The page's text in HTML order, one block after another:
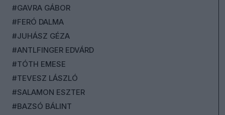
#GAVRA GÁBOR
#FERÓ DALMA
#JUHÁSZ GÉZA
#ANTLFINGER EDVÁRD
#TÓTH EMESE
#TEVESZ LÁSZLÓ
#SALAMON ESZTER
#BAZSÓ BÁLINT